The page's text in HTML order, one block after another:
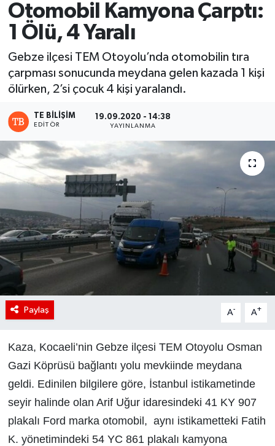
Otomobil Kamyona Çarptı:
1 Ölü, 4 Yaralı
Gebze ilçesi TEM Otoyolu’nda otomobilin tıra
çarpması sonucunda meydana gelen kazada 1 kişi
ölürken, 2’si çocuk 4 kişi yaralandı.
TE BILIŞIM
EDITÖR
19.09.2020 - 14:38
YAYINLANMA
Paylaş A- A+
Kaza, Kocaeli’nin Gebze ilçesi TEM Otoyolu Osman
Gazi Köprüsü bağlantı yolu mevkiinde meydana
geldi. Edinilen bilgilere göre, İstanbul istikametinde
seyir halinde olan Arif Uğur idaresindeki 41 KY 907
plakalı Ford marka otomobil, aynı istikametteki Fatih
K. yönetimindeki 54 YC 861 plakalı kamyona